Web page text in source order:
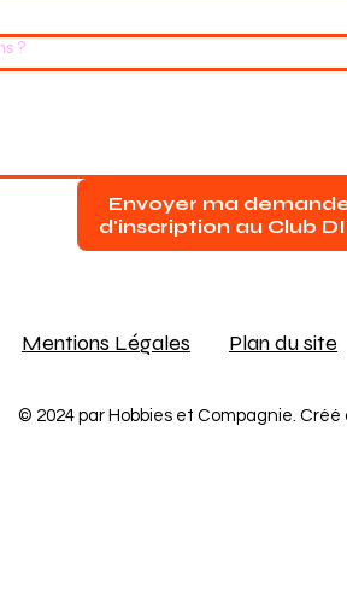
?
Envoyer ma
d'inscription au Club
Mentions Légales Plan du site
© 2024 par Hobbies et Compagnie. Créé